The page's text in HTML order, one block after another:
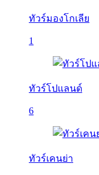
ทัวร์มองโกเลีย
1
ทัวร์โปแลนด์
6
ทัวร์เคนย่า